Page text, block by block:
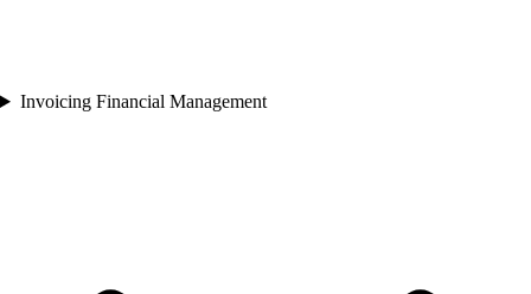
Invoicing Financial Management